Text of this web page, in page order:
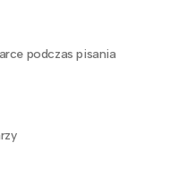
podczas pisania